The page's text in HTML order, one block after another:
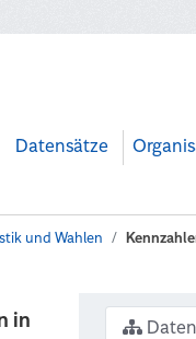
Datensätze
und Wahlen
in